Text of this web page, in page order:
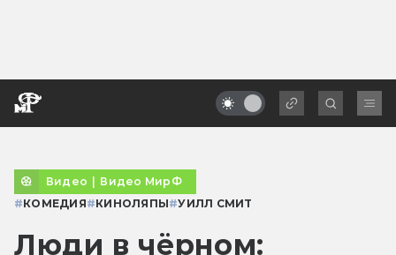
Видео | Видео МирФ
#КОМЕДИЯ#КИНОЛЯПЫ#УИЛЛ СМИТ
Люди в чёрном: